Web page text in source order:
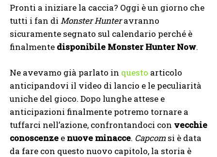
Pronti a iniziare la caccia? Oggi è un giorno che
tutti i fan di Monster Hunteravranno
sicuramente segnato sul calendario perché è
finalmente disponibile Monster Hunter Now.
Ne avevamo già parlato in questo articolo
anticipandovi il video di lancio e le peculiarità
uniche del gioco. Dopo lunghe attese e
anticipazioni finalmente potremo tornare a
tuffarci nell’azione, confrontandoci con vecchie
conoscenze e nuove minacce. Capcom si è data
da fare con questo nuovo capitolo, la storia è